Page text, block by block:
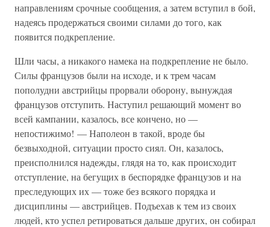
направлениям срочные сообщения, а затем вступил в бой,
надеясь продержаться своими силами до того, как
появится подкрепление.
Шли часы, а никакого намека на подкрепление не было.
Силы французов были на исходе, и к трем часам
пополудни австрийцы прорвали оборону, вынуждая
французов отступить. Наступил решающий момент во
всей кампании, казалось, все кончено, но —
непостижимо! — Наполеон в такой, вроде бы
безвыходной, ситуации просто сиял. Он, казалось,
преисполнился надежды, глядя на то, как происходит
отступление, на бегущих в беспорядке французов и на
преследующих их — тоже без всякого порядка и
дисциплины — австрийцев. Подъехав к тем из своих
людей, кто успел ретироваться дальше других, он собирал